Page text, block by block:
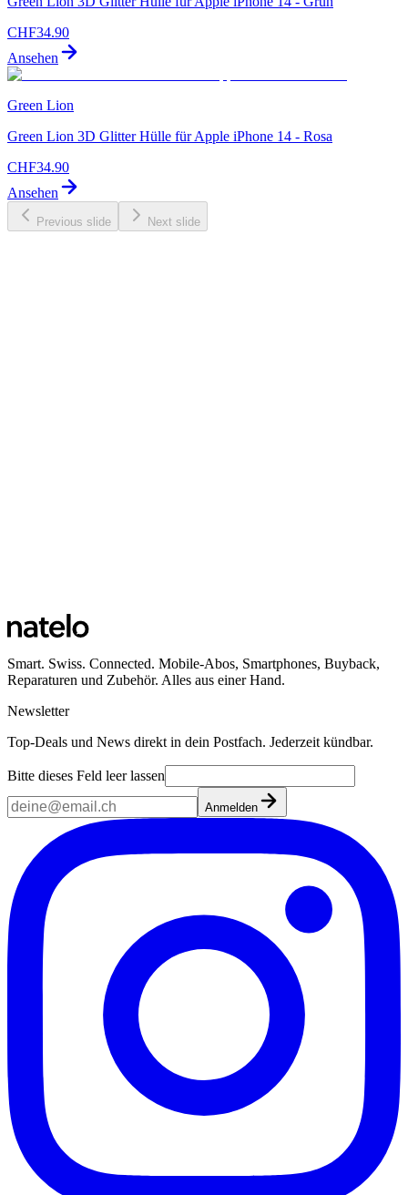
CHF34.90
Ansehen
Green Lion
Green Lion 3D Glitter Hülle für Apple iPhone 14 - Rosa
CHF34.90
Ansehen
Previous slide Next slide
Smart. Swiss. Connected. Mobile-Abos, Smartphones, Buyback,
Reparaturen und Zubehör. Alles aus einer Hand.
Newsletter
Top-Deals und News direkt in dein Postfach. Jederzeit kündbar.
Bitte dieses Feld leer lassen
Anmelden